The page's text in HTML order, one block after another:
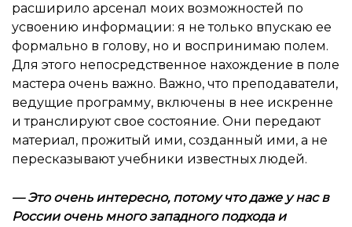
расширило арсенал моих возможностей по
усвоению информации: я не только впускаю ее
формально в голову, но и воспринимаю полем.
Для этого непосредственное нахождение в поле
мастера очень важно. Важно, что преподаватели,
ведущие программу, включены в нее искренне
и транслируют свое состояние. Они передают
материал, прожитый ими, созданный ими, а не
пересказывают учебники известных людей.
—Это очень интересно, потому что даже у нас в
России очень много западного подхода и